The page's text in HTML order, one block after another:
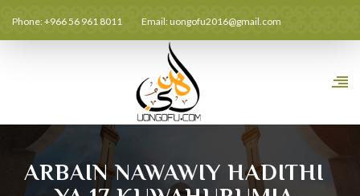
Phone: +966 56 961 8011 Email:uongofu2016@gmail.com
ARBAIN NAWAWIY HADITHI